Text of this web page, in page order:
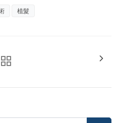
植髮